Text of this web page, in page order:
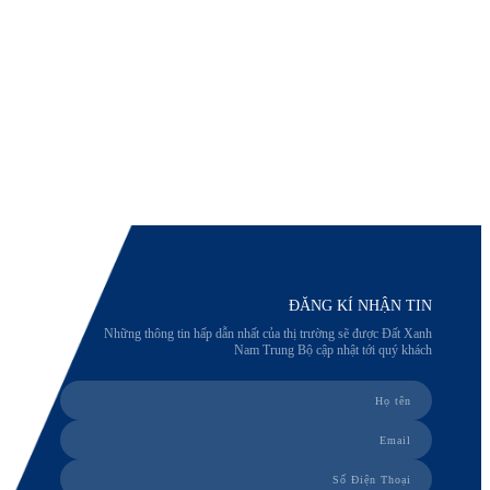
ĐĂNG KÍ NHẬN TIN
Những thông tin hấp dẫn nhất của thị trường sẽ được Đất Xanh
Nam Trung Bộ cập nhật tới quý khách